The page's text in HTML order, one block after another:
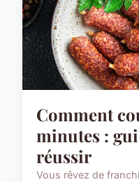
Comment
minutes :
réussir
Vous rêvez de